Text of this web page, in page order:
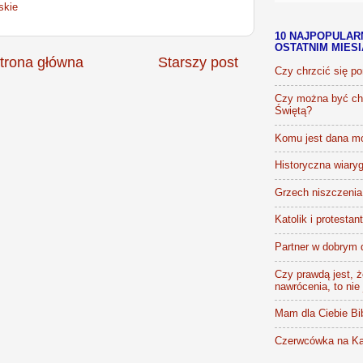
Starszy post
główna
10
OSTATNIM
Czy chrzcić się
Czy można być
Świętą?
Komu jest dana
Historyczna
Grzech
Katolik i
Partner w dobrym
Czy prawdą jest,
nawrócenia, to nie
Mam dla Ciebie
Czerwcówka na